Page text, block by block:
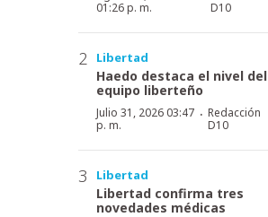
01:26 p. m.
D10
Libertad
Haedo destaca el nivel del
equipo liberteño
Julio 31, 2026 03:47
p. m.
· Redacción
D10
Libertad
Libertad confirma tres
novedades médicas